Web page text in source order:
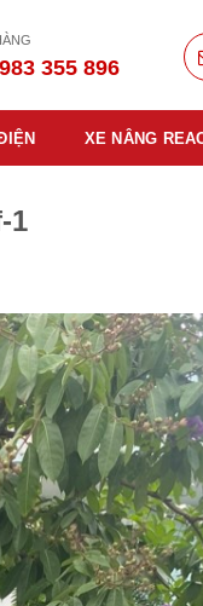
355 896
XE NÂNG
1